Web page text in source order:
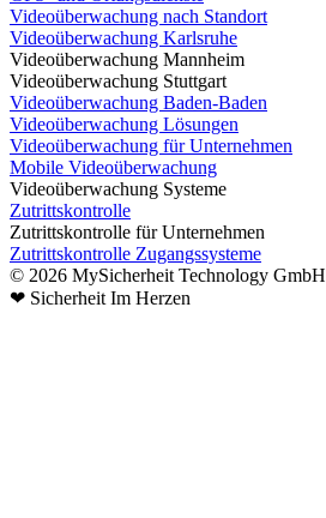
Videoüberwachung nach Standort
Videoüberwachung Karlsruhe
Videoüberwachung Mannheim
Videoüberwachung Stuttgart
Videoüberwachung Baden-Baden
Videoüberwachung Lösungen
Videoüberwachung für Unternehmen
Mobile Videoüberwachung
Videoüberwachung Systeme
Zutrittskontrolle
Zutrittskontrolle für Unternehmen
Zutrittskontrolle Zugangssysteme
©️ 2026 MySicherheit Technology GmbH​
❤ Sicherheit Im Herzen